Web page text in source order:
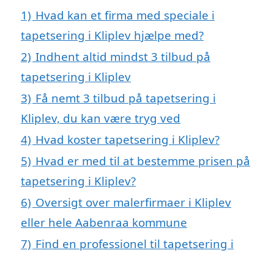
1) Hvad kan et firma med speciale i
tapetsering i Kliplev hjælpe med?
2) Indhent altid mindst 3 tilbud på
tapetsering i Kliplev
3) Få nemt 3 tilbud på tapetsering i
Kliplev, du kan være tryg ved
4) Hvad koster tapetsering i Kliplev?
5) Hvad er med til at bestemme prisen på
tapetsering i Kliplev?
6) Oversigt over malerfirmaer i Kliplev
eller hele Aabenraa kommune
7) Find en professionel til tapetsering i